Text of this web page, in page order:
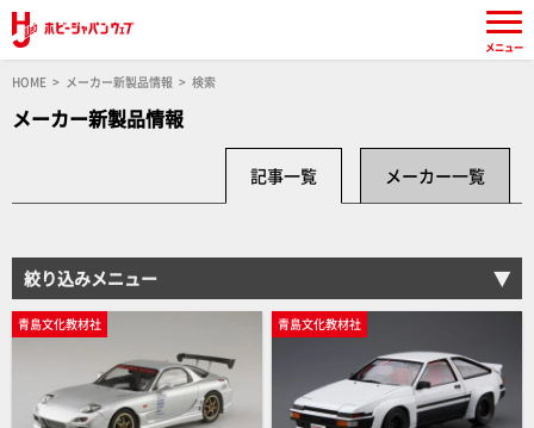
HOME メーカー新製品情報 検索
メーカー新製品情報
記事一覧 メーカー一覧
絞り込みメニュー
青島文化教材社 青島文化教材社
メニュー